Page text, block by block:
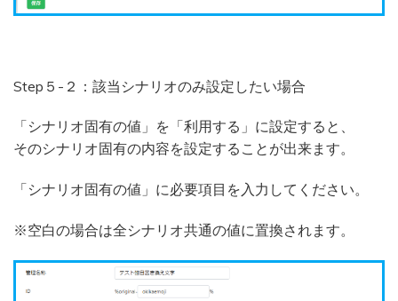
Step５-２：該当シナリオのみ設定したい場合
「シナリオ固有の値」を「利用する」に設定すると、
そのシナリオ固有の内容を設定することが出来ます。
「シナリオ固有の値」に必要項目を入力してください。
※空白の場合は全シナリオ共通の値に置換されます。